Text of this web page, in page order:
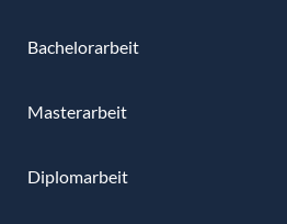
Bachelorarbeit
Masterarbeit
Diplomarbeit